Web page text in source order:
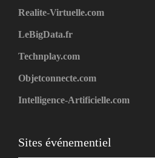
Realite-Virtuelle.com
LeBigData.fr
Technplay.com
Objetconnecte.com
Intelligence-Artificielle.com
Sites événementiel